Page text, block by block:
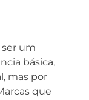
um
básica,
mas por
que